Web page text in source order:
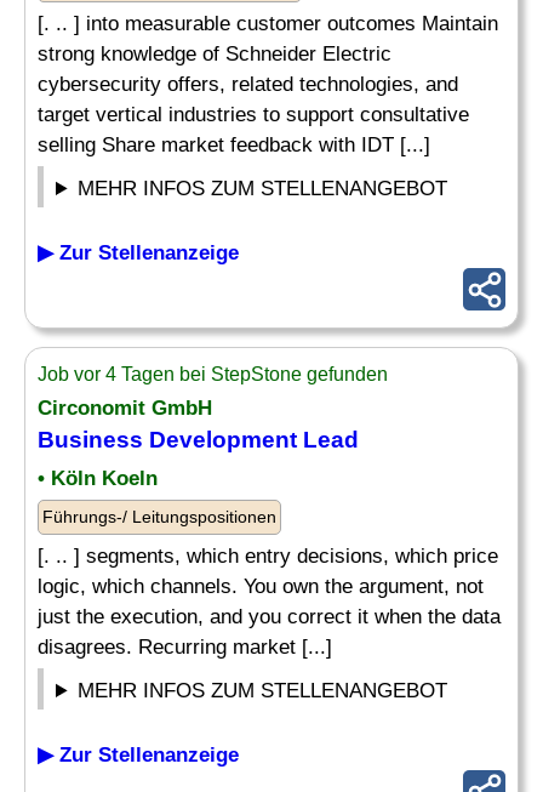
[. .. ] into measurable customer outcomes Maintain
strong knowledge of Schneider Electric
cybersecurity offers, related technologies, and
target vertical industries to support consultative
selling Share market feedback with IDT [...]
MEHR INFOS ZUM STELLENANGEBOT
▶ Zur Stellenanzeige
Job vor 4 Tagen bei StepStone gefunden
Circonomit GmbH
Business Development Lead
• Köln Koeln
Führungs-/ Leitungspositionen
[. .. ] segments, which entry decisions, which price
logic, which channels. You own the argument, not
just the execution, and you correct it when the data
disagrees. Recurring market [...]
MEHR INFOS ZUM STELLENANGEBOT
▶ Zur Stellenanzeige